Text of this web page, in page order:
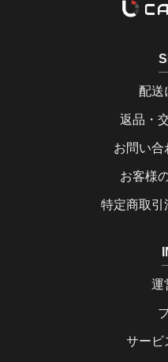
配送
返品・
お問い合
お客様
特定商取引
運
サービ